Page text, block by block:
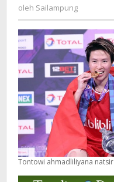
oleh Sailampung
Tontowi ahmadliliyana natsir